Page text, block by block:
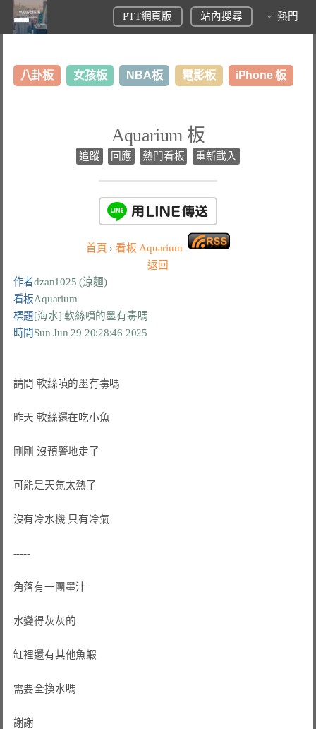
PTT網頁版 站內搜尋 熱門
八卦板 女孩板 NBA板 電影板 iPhone 板
Aquarium 板
追蹤 回應 熱門看板 重新載入
首頁 › 看板 Aquarium
返回
作者dzan1025 (涼麵)
看板Aquarium
標題[海水] 軟絲噴的墨有毒嗎
時間Sun Jun 29 20:28:46 2025
請問 軟絲噴的墨有毒嗎
昨天 軟絲還在吃小魚
剛剛 沒預警地走了
可能是天氣太熱了
沒有冷水機 只有冷氣
-----
角落有一團墨汁
水變得灰灰的
缸裡還有其他魚蝦
需要全換水嗎
謝謝